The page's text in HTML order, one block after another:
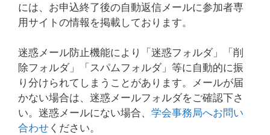
には、お申込終了後の自動返信メールに参加者専
用サイトの情報を掲載しております。
迷惑メール防止機能により「迷惑フォルダ」「削
除フォルダ」「スパムフォルダ」等に自動的に振
り分けられてしまうことがあります。メールが届
かない場合は、迷惑メールフォルダをご確認下さ
い。迷惑メールにない場合、 学会事務局へお問い
合わせ ください。